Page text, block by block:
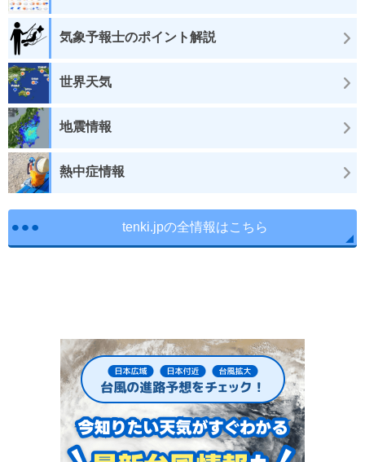
気象予報士のポイント解説
世界天気
地震情報
熱中症情報
tenki.jpの全情報はこちら